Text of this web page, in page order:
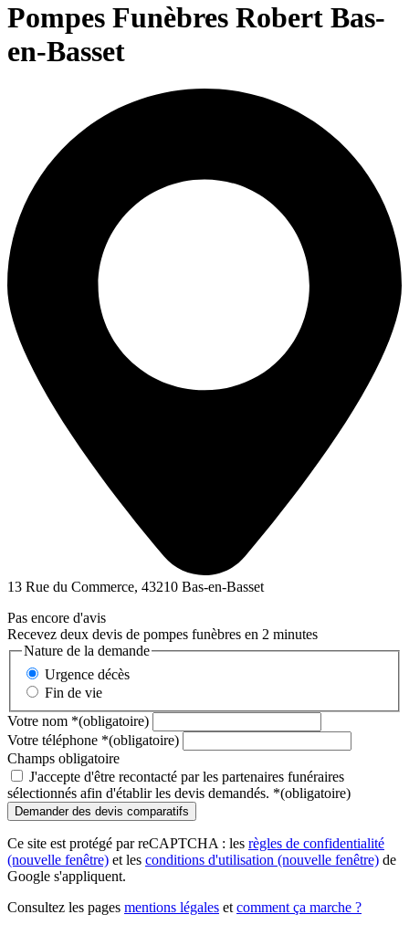
Pompes Funèbres Robert Bas-
en-Basset
13 Rue du Commerce, 43210 Bas-en-Basset
Pas encore d'avis
Recevez deux devis de pompes funèbres en 2 minutes
Nature de la demande
Urgence décès
Fin de vie
Votre nom *(obligatoire)
Votre téléphone *(obligatoire)
Champs obligatoire
J'accepte d'être recontacté par les partenaires funéraires
sélectionnés afin d'établir les devis demandés. *(obligatoire)
Ce site est protégé par reCAPTCHA : les règles de confidentialité
(nouvelle fenêtre) et les conditions d'utilisation (nouvelle fenêtre) de
Google s'appliquent.
Consultez les pages mentions légales et comment ça marche ?